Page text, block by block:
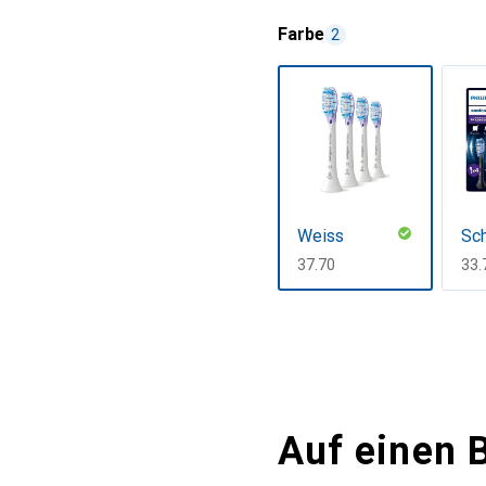
Farbe 2
Weiss
CHF
37.70
Auf einen